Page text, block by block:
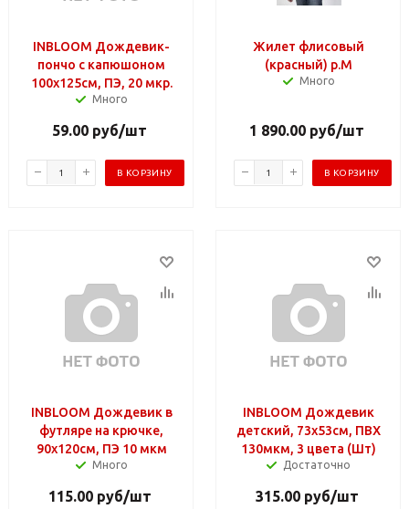
INBLOOM Дождевик-
пончо с капюшоном
100х125см, ПЭ, 20 мкр.
Много
59.00 руб/шт
В КОРЗИНУ
Жилет флисовый
(красный) р.M
Много
1 890.00 руб/шт
В КОРЗИНУ
INBLOOM Дождевик в
футляре на крючке,
90х120см, ПЭ 10 мкм
Много
115.00руб/шт
INBLOOM Дождевик
детский, 73х53см, ПВХ
130мкм, 3 цвета (Шт)
Достаточно
315.00руб/шт